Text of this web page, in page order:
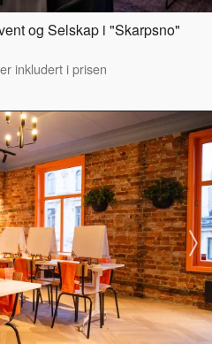
og Selskap i "Skarpsno"
inkludert i prisen